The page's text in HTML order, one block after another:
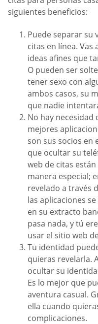
siguientes beneficios:
Puede separar su
citas en línea.
ideas afines que
O pueden ser
tener sexo con
ambos casos, su
que nadie
No hay necesidad
mejores
son sus socios en
que ocultar su
web de citas
manera especial;
revelado a través
las aplicaciones
en su extracto
pasa nada, y tú
usar el sitio web
Tu identidad
quieras revelarla.
ocultar su
Es lo mejor que
aventura casual.
ella cuando
complicaciones.